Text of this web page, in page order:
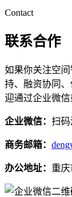
Contact
联系合作
如果你关注空
持、融资协同
迎通过企业微信
企业微信： 扫
商务邮箱：
办公地址： 重